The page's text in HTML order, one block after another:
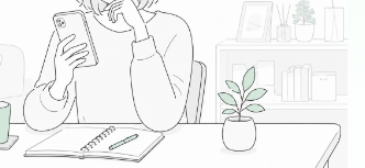
クリニック 気になる
堀口皮膚科クリニック
最寄り 新清水駅周辺
診療科 皮膚科